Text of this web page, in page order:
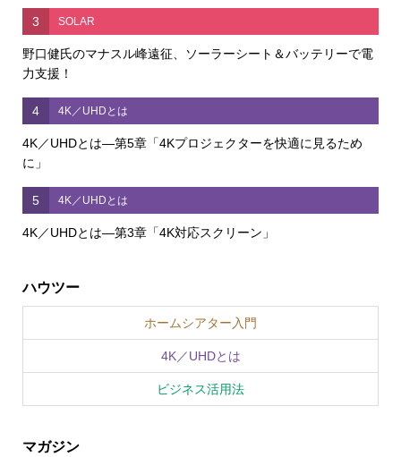
3 SOLAR
野口健氏のマナスル峰遠征、ソーラーシート＆バッテリーで電
力支援！
4 4K／UHDとは
4K／UHDとは―第5章「4Kプロジェクターを快適に見るため
に」
5 4K／UHDとは
4K／UHDとは―第3章「4K対応スクリーン」
ハウツー
ホームシアター入門
4K／UHDとは
ビジネス活用法
マガジン